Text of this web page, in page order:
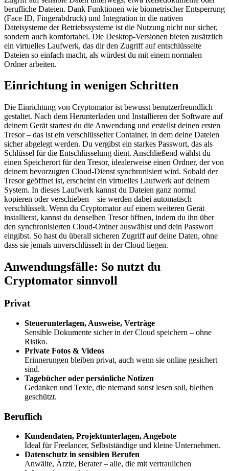
berufliche Dateien. Dank Funktionen wie biometrischer Entsperrung
(Face ID, Fingerabdruck) und Integration in die nativen
Dateisysteme der Betriebssysteme ist die Nutzung nicht nur sicher,
sondern auch komfortabel. Die Desktop-Versionen bieten zusätzlich
ein virtuelles Laufwerk, das dir den Zugriff auf entschlüsselte
Dateien so einfach macht, als würdest du mit einem normalen
Ordner arbeiten.
Einrichtung in wenigen Schritten
Die Einrichtung von Cryptomator ist bewusst benutzerfreundlich
gestaltet. Nach dem Herunterladen und Installieren der Software auf
deinem Gerät startest du die Anwendung und erstellst deinen ersten
Tresor – das ist ein verschlüsselter Container, in dem deine Dateien
sicher abgelegt werden. Du vergibst ein starkes Passwort, das als
Schlüssel für die Entschlüsselung dient. Anschließend wählst du
einen Speicherort für den Tresor, idealerweise einen Ordner, der von
deinem bevorzugten Cloud-Dienst synchronisiert wird. Sobald der
Tresor geöffnet ist, erscheint ein virtuelles Laufwerk auf deinem
System. In dieses Laufwerk kannst du Dateien ganz normal
kopieren oder verschieben – sie werden dabei automatisch
verschlüsselt. Wenn du Cryptomator auf einem weiteren Gerät
installierst, kannst du denselben Tresor öffnen, indem du ihn über
den synchronisierten Cloud-Ordner auswählst und dein Passwort
eingibst. So hast du überall sicheren Zugriff auf deine Daten, ohne
dass sie jemals unverschlüsselt in der Cloud liegen.
Anwendungsfälle: So nutzt du
Cryptomator sinnvoll
Privat
Steuerunterlagen, Ausweise, Verträge
Sensible Dokumente sicher in der Cloud speichern – ohne
Risiko.
Private Fotos & Videos
Erinnerungen bleiben privat, auch wenn sie online gesichert
sind.
Tagebücher oder persönliche Notizen
Gedanken und Texte, die niemand sonst lesen soll, bleiben
geschützt.
Beruflich
Kundendaten, Projektunterlagen, Angebote
Ideal für Freelancer, Selbstständige und kleine Unternehmen.
Datenschutz in sensiblen Berufen
Anwälte, Ärzte, Berater – alle, die mit vertraulichen